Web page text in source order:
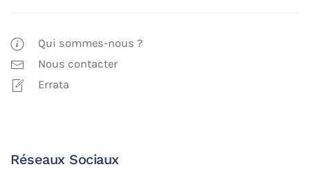
Qui sommes-nous ?
Nous contacter
Errata
Réseaux Sociaux